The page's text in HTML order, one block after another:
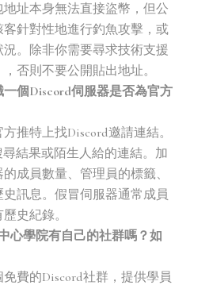
址本身無法直接盜幣，但公
針對性地進行釣魚攻擊，或
。除非你需要尋求技術支援
，否則不要公開貼出地址。
個Discord伺服器是否為官方
推特上找Discord邀請連結。
尋結果或陌生人給的連結。加
成員數量、管理員的標籤、
訊息。假冒伺服器通常成員
史紀錄。
心學院有自己的社群嗎？如
費的Discord社群，提供學員